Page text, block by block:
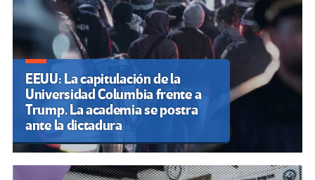
EEUU: La capitulación de la
Universidad Columbia frente a
Trump. La academia se postra
ante la dictadura